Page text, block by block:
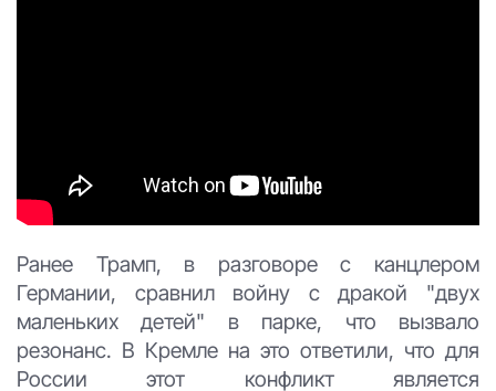
Ранее Трамп, в разговоре с канцлером
Германии, сравнил войну с дракой "двух
маленьких детей" в парке, что вызвало
резонанс. В Кремле на это ответили, что для
России этот конфликт является